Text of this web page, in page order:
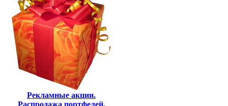
Рекламные акции.
Распродажа портфелей,